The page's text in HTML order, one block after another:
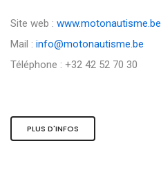
Site web : www.motonautisme.be
Mail : info@motonautisme.be
Téléphone : +32 42 52 70 30
PLUS D'INFOS